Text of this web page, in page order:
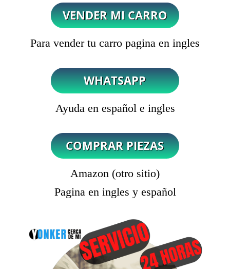
Para vender tu carro pagina en ingles
Ayuda en español e ingles
Amazon (otro sitio)
Pagina en ingles y español